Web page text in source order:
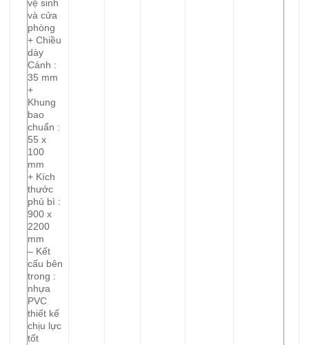
vệ sinh
và cửa
phòng
+ Chiều
dày
Cánh :
35 mm
+
Khung
bao
chuẩn :
55 x
100
mm
+ Kích
thước
phủ bì :
900 x
2200
mm
– Kết
cấu bên
trong :
nhựa
PVC
thiết kế
chịu lực
tốt